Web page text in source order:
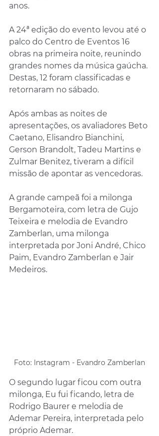
anos.
A 24ª edição do evento levou até o
palco do Centro de Eventos 16
obras na primeira noite, reunindo
grandes nomes da música gaúcha.
Destas, 12 foram classificadas e
retornaram no sábado.
Após ambas as noites de
apresentações, os avaliadores Beto
Caetano, Elisandro Bianchini,
Gerson Brandolt, Tadeu Martins e
Zulmar Benitez, tiveram a difícil
missão de apontar as vencedoras.
A grande campeã foi a milonga
Bergamoteira, com letra de Gujo
Teixeira e melodia de Evandro
Zamberlan, uma milonga
interpretada por Joni André, Chico
Paim, Evandro Zamberlan e Jair
Medeiros.
Foto: Instagram - Evandro Zamberlan
O segundo lugar ficou com outra
milonga, Eu fui ficando, letra de
Rodrigo Baurer e melodia de
Ademar Pereira, interpretada pelo
próprio Ademar.